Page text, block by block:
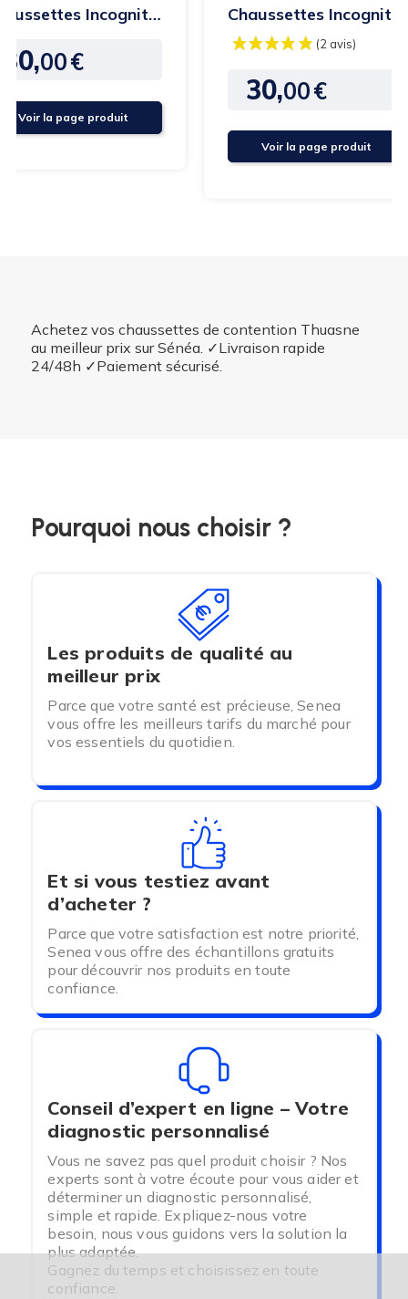
Incognito
Prix
30,00€
Voir la page produit
Chaussettes Incognito
Absolu Classe 2 -
Thuasne
Prix
30,00€
Voir la page produit
Achetez vos chaussettes de contention Thuasne
au meilleur prix sur Sénéa. ✓Livraison rapide
24/48h ✓Paiement sécurisé.
Pourquoi nous choisir ?
Les produits de qualité au
meilleur prix
Parce que votre santé est précieuse, Senea
vous offre les meilleurs tarifs du marché pour
vos essentiels du quotidien.
Et si vous testiez avant
d’acheter ?
Parce que votre satisfaction est notre priorité,
Senea vous offre des échantillons gratuits
pour découvrir nos produits en toute
confiance.
Conseil d’expert en ligne – Votre
diagnostic personnalisé
Vous ne savez pas quel produit choisir ? Nos
experts sont à votre écoute pour vous aider et
déterminer un diagnostic personnalisé,
simple et rapide. Expliquez-nous votre
besoin, nous vous guidons vers la solution la
plus adaptée.
Gagnez du temps et choisissez en toute
confiance.